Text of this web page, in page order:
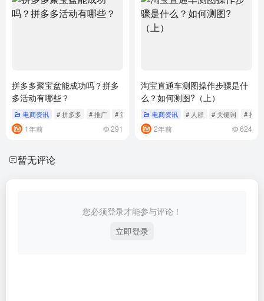
拼多多聚宝盆能成功吗？拼多
多活动有哪些？
电商资讯 # 拼多多 # 推广 # 活动
1年前 291
淘宝直通车测图操作步骤是什
么？如何测图?（上）
电商资讯 # 人群 # 关键词 # 推广
2年前 624
暂无评论
您必须登录才能参与评论！
立即登录